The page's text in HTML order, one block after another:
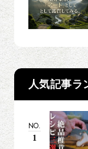
人気記事ラ
NO.
1